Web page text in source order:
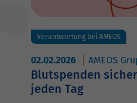
Verantwortung bei AMEOS
02.02.2026 AMEOS
Blutspenden
jeden Tag